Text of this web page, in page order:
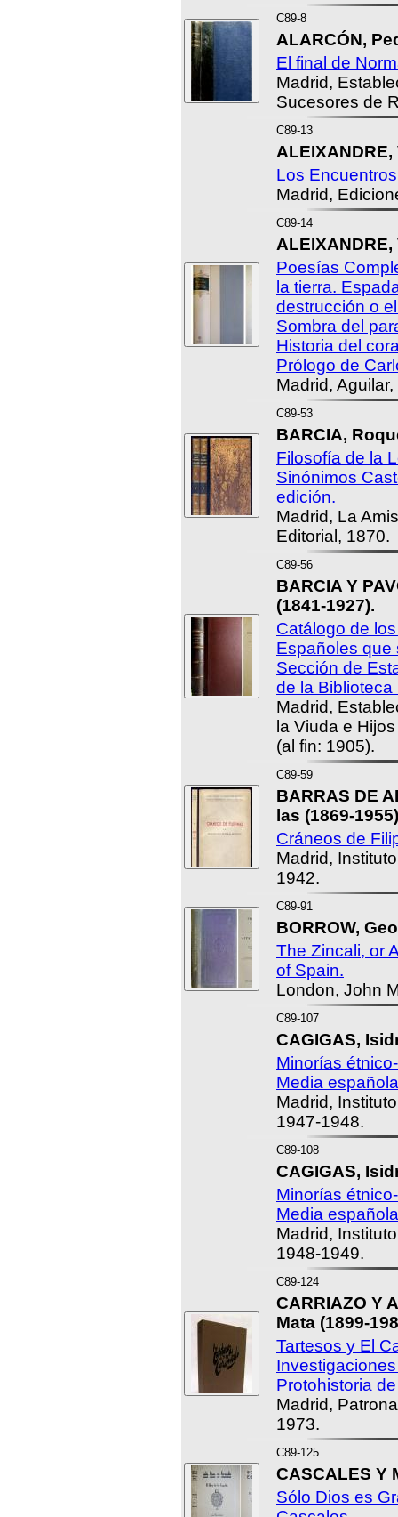
C89-8
ALARCÓN,
El final de
Madrid,
Sucesores de
C89-13
Los
Madrid,
C89-14
Poesías
la tierra.
destrucción o
Sombra del
Historia del
Prólogo de
Madrid,
C89-53
BARCIA,
Filosofía de la
Sinónimos
edición.
Madrid, La
Editorial, 1870.
C89-56
BARCIA Y
(1841-1927).
Catálogo de
Españoles que
Sección de
de la Biblioteca
Madrid,
la Viuda e
(al fin: 1905).
C89-59
BARRAS DE
las (1869-
Cráneos de
Madrid,
1942.
C89-91
BORROW,
The Zincali, or
of Spain.
London, John
C89-107
CAGIGAS,
Minorías
Media
Madrid,
1947-1948.
C89-108
CAGIGAS,
Minorías
Media
Madrid,
1948-1949.
C89-124
CARRIAZO Y
Mata (1899-
Tartesos y El
Protohistoria
Madrid,
1973.
C89-125
CASCALES Y
Sólo Dios es